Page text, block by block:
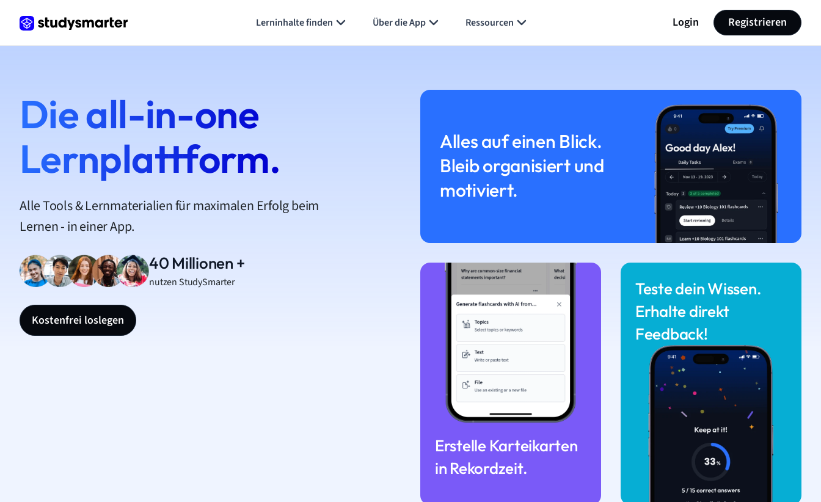
Lerninhalte finden Über die App Ressourcen Login Registrieren
Die all-in-one
Lernplattform.
Alle Tools & Lernmaterialien für maximalen Erfolg beim
Lernen - in einer App.
40 Millionen +
nutzen StudySmarter
Kostenfrei loslegen
Alles auf einen Blick.
Bleib organisiert und
motiviert.
Erstelle Karteikarten
in Rekordzeit.
Teste dein Wissen.
Erhalte direkt
Feedback!